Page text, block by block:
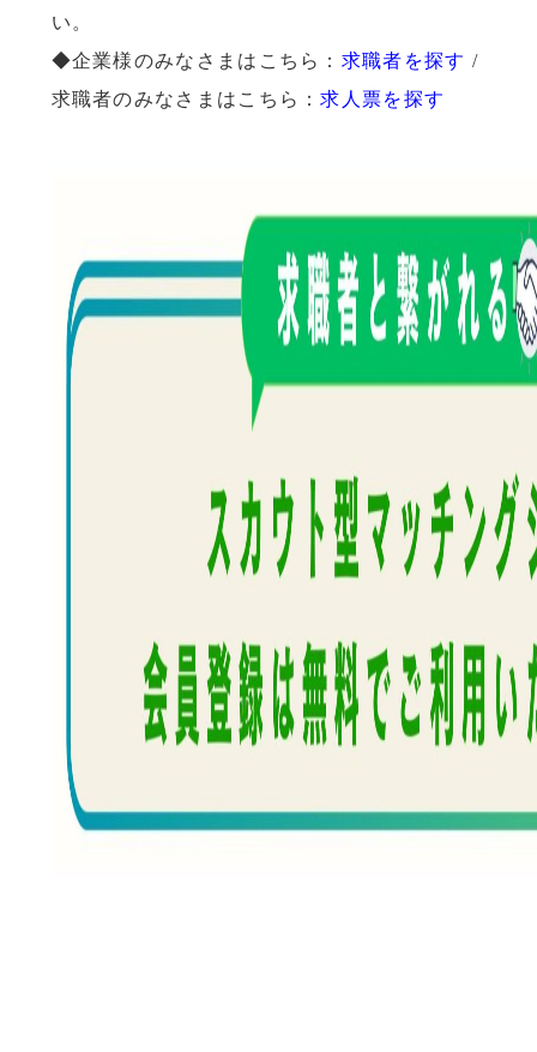
い。
◆企業様のみなさまはこちら： 求職者を探す /
求職者のみなさまはこちら：求人票を探す